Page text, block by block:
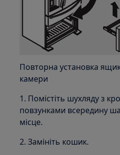
Повторна установка
камери
1. Помістіть шухляду з
повзунками всередину
місце.
2. Замініть кошик.